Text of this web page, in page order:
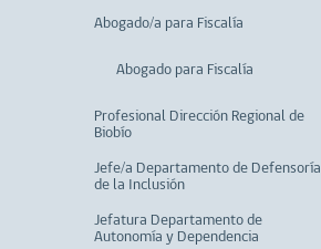
Abogado/a para Fiscalía
Abogado para Fiscalía
Profesional Dirección Regional de
Biobío
Jefe/a Departamento de Defensoría
de la Inclusión
Jefatura Departamento de
Autonomía y Dependencia